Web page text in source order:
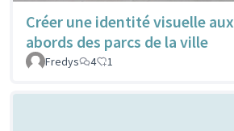
Créer une identité visuelle aux
abords des parcs de la ville
Fredys
4 1